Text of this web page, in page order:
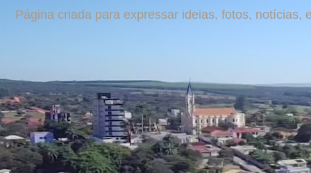
Página criada para expressar ideias, fotos,